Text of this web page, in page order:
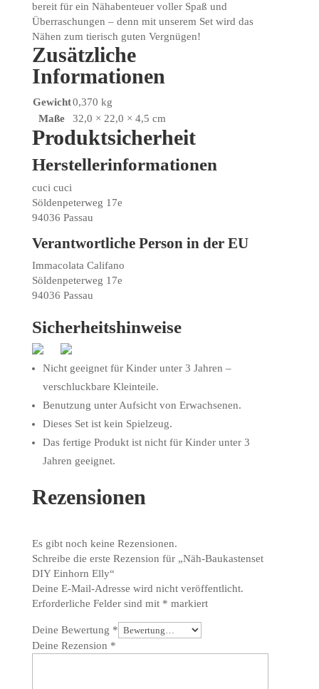
bereit für ein Nähabenteuer voller Spaß und
Überraschungen – denn mit unserem Set wird das
Nähen zum tierisch guten Vergnügen!
Zusätzliche
Informationen
Gewicht0,370 kg
Maße
32,0 × 22,0 × 4,5 cm
Produktsicherheit
Herstellerinformationen
cuci cuci
Söldenpeterweg 17e
94036 Passau
Verantwortliche Person in der EU
Immacolata Califano
Söldenpeterweg 17e
94036 Passau
Sicherheitshinweise
Nicht geeignet für Kinder unter 3 Jahren –
verschluckbare Kleinteile.
Benutzung unter Aufsicht von Erwachsenen.
Dieses Set ist kein Spielzeug.
Das fertige Produkt ist nicht für Kinder unter 3
Jahren geeignet.
Rezensionen
Es gibt noch keine Rezensionen.
Schreibe die erste Rezension für „Näh-Baukastenset
DIY Einhorn Elly“
Deine E-Mail-Adresse wird nicht veröffentlicht.
Erforderliche Felder sind mit * markiert
Deine Bewertung *
Deine Rezension *